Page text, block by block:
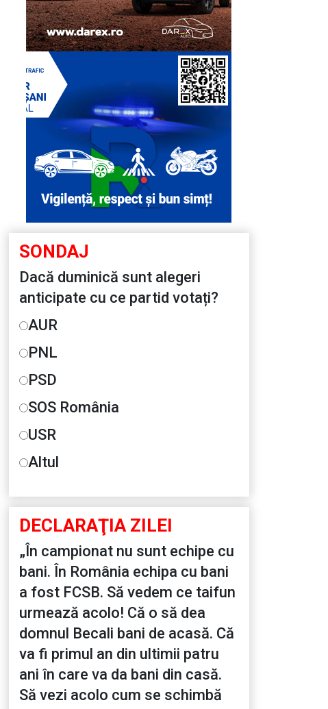
SONDAJ
Dacă duminică sunt alegeri
anticipate cu ce partid votați?
AUR
PNL
PSD
SOS România
USR
Altul
DECLARAŢIA ZILEI
„În campionat nu sunt echipe cu
bani. În România echipa cu bani
a fost FCSB. Să vedem ce taifun
urmează acolo! Că o să dea
domnul Becali bani de acasă. Că
va fi primul an din ultimii patru
ani în care va da bani din casă.
Să vezi acolo cum se schimbă